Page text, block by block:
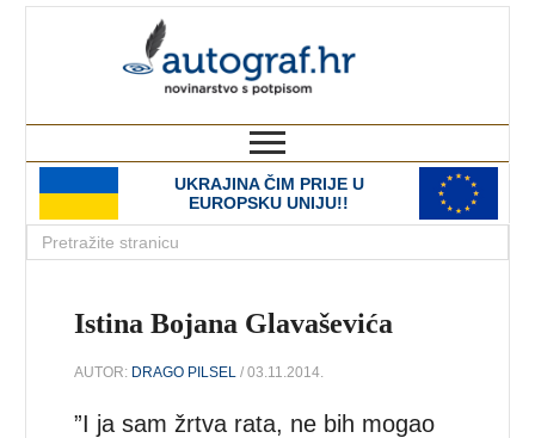
UKRAJINA ČIM PRIJE U
EUROPSKU UNIJU!!
Istina Bojana Glavaševića
AUTOR: DRAGO PILSEL / 03.11.2014.
”I ja sam žrtva rata, ne bih mogao